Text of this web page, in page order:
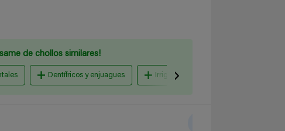
de chollos similares!
Dentífricos y enjuagues Irrigadores dentales